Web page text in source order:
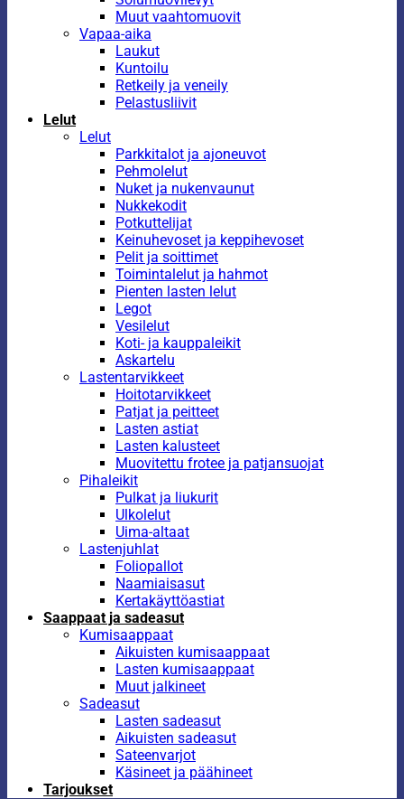
Muut vaahtomuovit
Vapaa-aika
Laukut
Kuntoilu
Retkeily ja veneily
Pelastusliivit
Lelut
Lelut
Parkkitalot ja ajoneuvot
Pehmolelut
Nuket ja nukenvaunut
Nukkekodit
Potkuttelijat
Keinuhevoset ja keppihevoset
Pelit ja soittimet
Toimintalelut ja hahmot
Pienten lasten lelut
Legot
Vesilelut
Koti- ja kauppaleikit
Askartelu
Lastentarvikkeet
Hoitotarvikkeet
Patjat ja peitteet
Lasten astiat
Lasten kalusteet
Muovitettu frotee ja patjansuojat
Pihaleikit
Pulkat ja liukurit
Ulkolelut
Uima-altaat
Lastenjuhlat
Foliopallot
Naamiaisasut
Kertakäyttöastiat
Saappaat ja sadeasut
Kumisaappaat
Aikuisten kumisaappaat
Lasten kumisaappaat
Muut jalkineet
Sadeasut
Lasten sadeasut
Aikuisten sadeasut
Sateenvarjot
Käsineet ja päähineet
Tarjoukset